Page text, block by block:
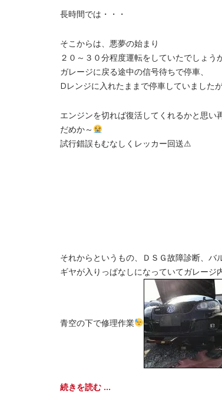
長時間では・・・
そこからは、悪夢の始まり
２０～３０分程度運転をしていたでしょう
ガレージに戻る途中の信号待ちで停車、
Dレンジに入れたままで停車していました
エンジンを切れば復活してくれるかと思い
だめか～
試行錯誤もむなしくレッカー回送⚠
それからというもの、ＤＳＧ故障診断、バ
ギヤが入りっぱなしになっていてガレージ
青空の下で修理作業
続きを読む ...